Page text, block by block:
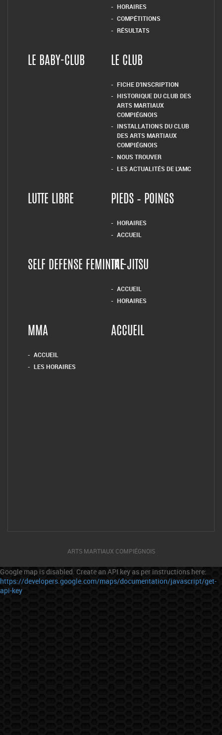
HORAIRES
COMPÉTITIONS
RÉSULTATS
LE BABY-CLUB LE CLUB
FICHE D’INSCRIPTION
HISTORIQUE DU CLUB DES
ARTS MARTIAUX
COMPIÉGNOIS
INSTALLATIONS DU CLUB
DES ARTS MARTIAUX
COMPIÉGNOIS
NOUS TROUVER
LES ACTUALITÉS DE L’AMC
LUTTE LIBRE PIEDS – POINGS
HORAIRES
ACCUEIL
SELF DEFENSE FEMININETAI-JITSU
ACCUEIL
HORAIRES
MMA
ACCUEIL
LES HORAIRES
ACCUEIL
ARTS MARTIAUX COMPIÉGNOIS
Google map is disabled. Create an API key as per instructions here:
https://developers.google.com/maps/documentation/javascript/get-
api-key